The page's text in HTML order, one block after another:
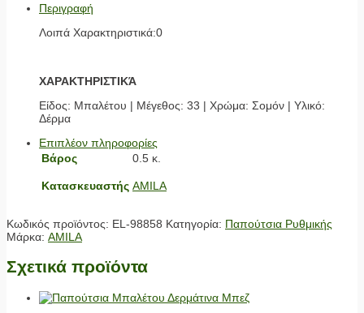
Περιγραφή
Λοιπά Χαρακτηριστικά:0
ΧΑΡΑΚΤΗΡΙΣΤΙΚΆ
Είδος: Μπαλέτου | Μέγεθος: 33 | Χρώμα: Σομόν | Υλικό:
Δέρμα
Επιπλέον πληροφορίες
Βάρος
0.5 κ.
Κατασκευαστής AMILA
Κωδικός προϊόντος: EL-98858 Κατηγορία: Παπούτσια Ρυθμικής
Μάρκα: AMILA
Σχετικά προϊόντα